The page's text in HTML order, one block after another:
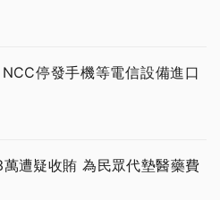
停發手機等電信設備進口
遭疑收賄 為民眾代墊醫藥費